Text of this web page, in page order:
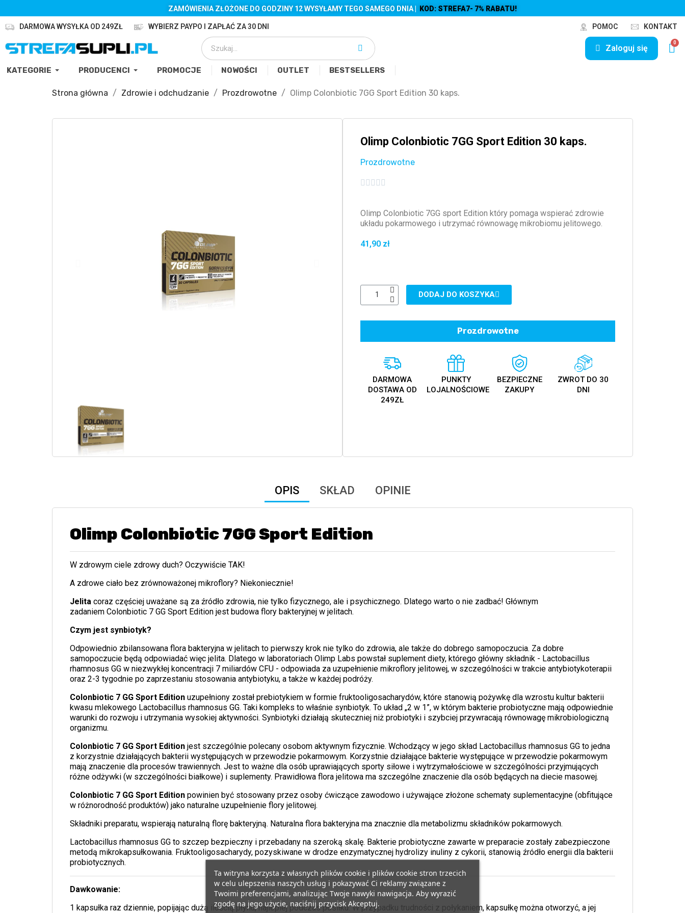
ZAMÓWIENIA ZŁOŻONE DO GODZINY 12 WYSYŁAMY TEGO SAMEGO DNIA | KOD: STREFA7- 7% RABATU!
DARMOWA WYSYŁKA OD 249ZŁ WYBIERZ PAYPO I ZAPŁAĆ ZA 30 DNI POMOC KONTAKT
Zaloguj się
KATEGORIE PRODUCENCI PROMOCJE NOWOŚCI OUTLET BESTSELLERS
Strona główna Zdrowie i odchudzanie Prozdrowotne Olimp Colonbiotic 7GG Sport Edition 30 kaps.
Olimp Colonbiotic 7GG Sport Edition 30 kaps.
Prozdrowotne
    
Olimp Colonbiotic 7GG sport Edition który pomaga wspierać zdrowie
układu pokarmowego i utrzymać równowagę mikrobiomu jelitowego.
41,90 zł
DODAJ DO KOSZYKA
Prozdrowotne
DARMOWA
DOSTAWA OD
249ZŁ
PUNKTY
LOJALNOŚCIOWE
BEZPIECZNE
ZAKUPY
ZWROT DO 30
DNI
OPIS SKŁAD OPINIE
Olimp Colonbiotic 7GG Sport Edition
W zdrowym ciele zdrowy duch? Oczywiście TAK!
A zdrowe ciało bez zrównoważonej mikroflory? Niekoniecznie!
Jelita coraz częściej uważane są za źródło zdrowia, nie tylko fizycznego, ale i psychicznego. Dlatego warto o nie zadbać! Głównym
zadaniem Colonbiotic 7 GG Sport Edition jest budowa flory bakteryjnej w jelitach.
Czym jest synbiotyk?
Odpowiednio zbilansowana flora bakteryjna w jelitach to pierwszy krok nie tylko do zdrowia, ale także do dobrego samopoczucia. Za dobre
samopoczucie będą odpowiadać więc jelita. Dlatego w laboratoriach Olimp Labs powstał suplement diety, którego główny składnik - Lactobacillus
rhamnosus GG w niezwykłej koncentracji 7 miliardów CFU - odpowiada za uzupełnienie mikroflory jelitowej, w szczególności w trakcie antybiotykoterapii
oraz 2-3 tygodnie po zaprzestaniu stosowania antybiotyku, a także w każdej podróży.
Colonbiotic 7 GG Sport Edition uzupełniony został prebiotykiem w formie fruktooligosacharydów, które stanowią pożywkę dla wzrostu kultur bakterii
kwasu mlekowego Lactobacillus rhamnosus GG. Taki kompleks to właśnie synbiotyk. To układ „2 w 1”, w którym bakterie probiotyczne mają odpowiednie
warunki do rozwoju i utrzymania wysokiej aktywności. Synbiotyki działają skuteczniej niż probiotyki i szybciej przywracają równowagę mikrobiologiczną
organizmu.
Colonbiotic 7 GG Sport Edition jest szczególnie polecany osobom aktywnym fizycznie. Wchodzący w jego skład Lactobacillus rhamnosus GG to jedna
z korzystnie działających bakterii występujących w przewodzie pokarmowym. Korzystnie działające bakterie występujące w przewodzie pokarmowym
mają znaczenie dla procesów trawiennych. Jest to ważne dla osób uprawiających sporty siłowe i wytrzymałościowe w szczególności przyjmujących
różne odżywki (w szczególności białkowe) i suplementy. Prawidłowa flora jelitowa ma szczególne znaczenie dla osób będących na diecie masowej.
Colonbiotic 7 GG Sport Edition powinien być stosowany przez osoby ćwiczące zawodowo i używające złożone schematy suplementacyjne (obfitujące
w różnorodność produktów) jako naturalne uzupełnienie flory jelitowej.
Składniki preparatu, wspierają naturalną florę bakteryjną. Naturalna flora bakteryjna ma znacznie dla metabolizmu składników pokarmowych.
Lactobacillus rhamnosus GG to szczep bezpieczny i przebadany na szeroką skalę. Bakterie probiotyczne zawarte w preparacie zostały zabezpieczone
metodą mikrokapsułkowania. Fruktooligosacharydy, pozyskiwane w drodze enzymatycznej hydrolizy inuliny z cykorii, stanowią źródło energii dla bakterii
probiotycznych.
Dawkowanie:
1 kapsułka raz dziennie, popijając dużą ilością płynu, najlepiej podczas posiłku. W przypadku trudności z połykaniem, kapsułkę można otworzyć, a jej
Ta witryna korzysta z własnych plików cookie i plików cookie stron trzecich
w celu ulepszenia naszych usług i pokazywać Ci reklamy związane z
Twoimi preferencjami, analizując Twoje nawyki nawigacja. Aby wyrazić
zgodę na jego użycie, naciśnij przycisk Akceptuj.